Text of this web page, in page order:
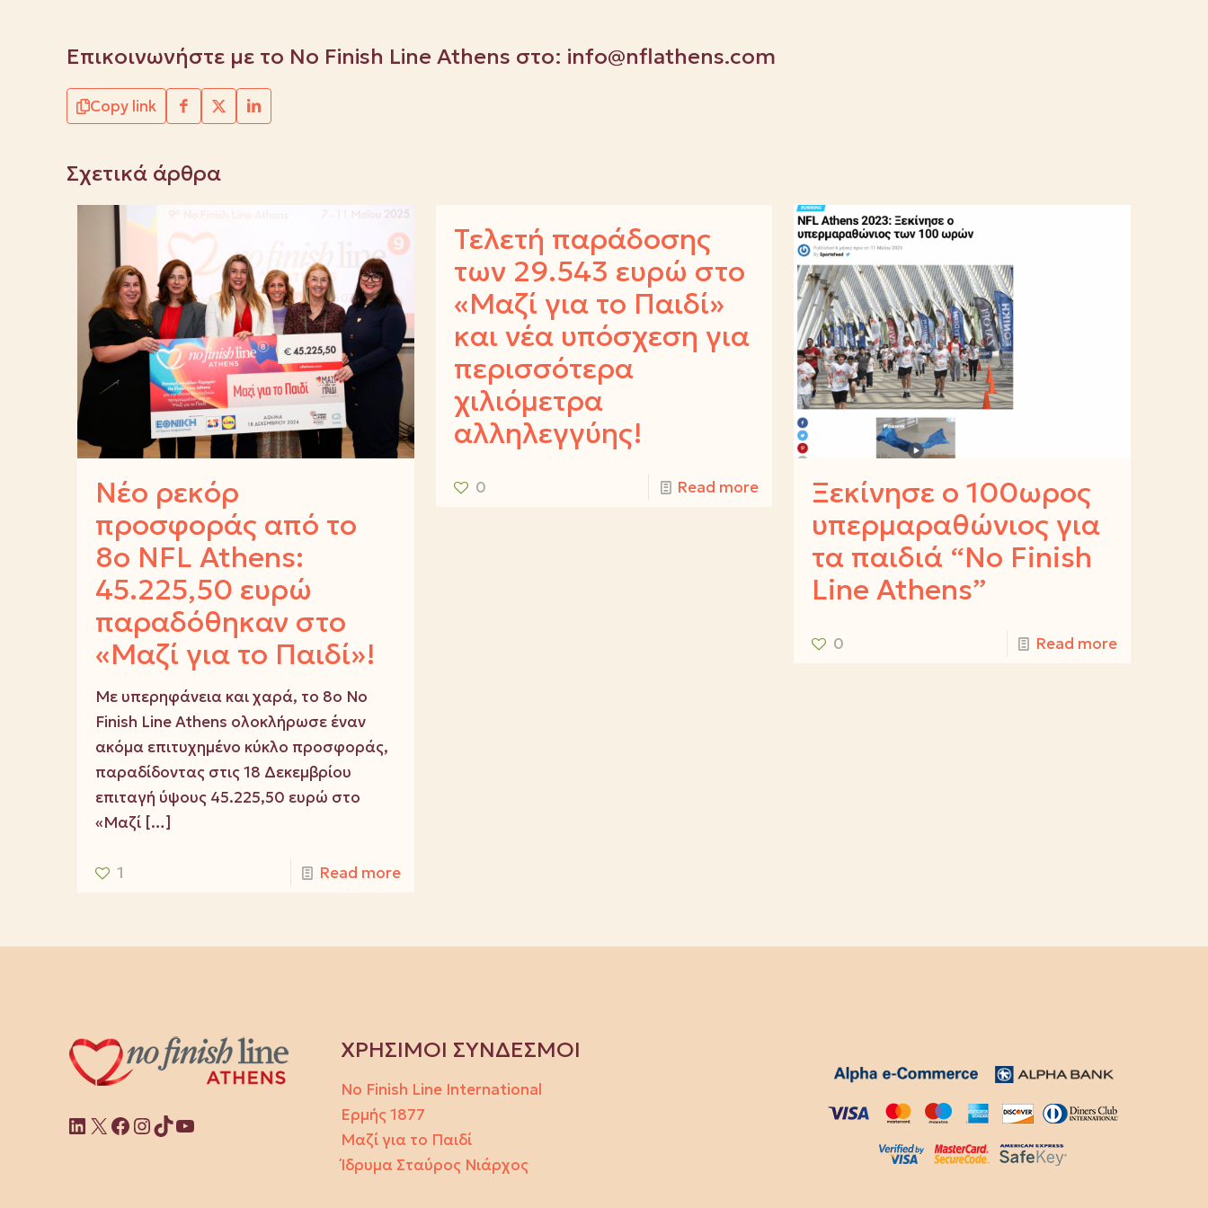
Επικοινωνήστε με το No Finish Line Athens στο: info@nflathens.com
Copy link
Σχετικά άρθρα
Νέο ρεκόρ
προσφοράς από το
8ο NFL Athens:
45.225,50 ευρώ
παραδόθηκαν στο
«Μαζί για το Παιδί»!
Με υπερηφάνεια και χαρά, το 8ο No
Finish Line Athens ολοκλήρωσε έναν
ακόμα επιτυχημένο κύκλο προσφοράς,
παραδίδοντας στις 18 Δεκεμβρίου
επιταγή ύψους 45.225,50 ευρώ στο
«Μαζί[…]
1 Read more
Τελετή παράδοσης
των 29.543 ευρώ στο
«Μαζί για το Παιδί»
και νέα υπόσχεση για
περισσότερα
χιλιόμετρα
αλληλεγγύης!
0 Read more
Ξεκίνησε ο 100ωρος
υπερμαραθώνιος για
τα παιδιά “No Finish
Line Athens”
0 Read more
Linkedin
X Facebook
Instagram
TikTok
YouTube
ΧΡΗΣΙΜΟΙ ΣΥΝΔΕΣΜΟΙ
No Finish Line International
Ερμής 1877
Μαζί για το Παιδί
Ίδρυμα Σταύρος Νιάρχος